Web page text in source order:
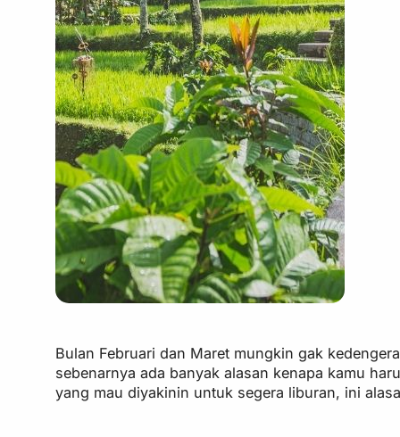
Bulan Februari dan Maret mungkin gak
sebenarnya ada banyak alasan kenapa kamu
yang mau diyakinin untuk segera liburan, ini